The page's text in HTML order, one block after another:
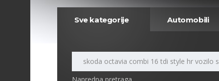
Sve kategorije Automobili